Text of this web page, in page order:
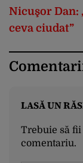
Nicuşor Dan:
ceva ciudat”
LASĂ UN
Trebuie să fii
comentariu.